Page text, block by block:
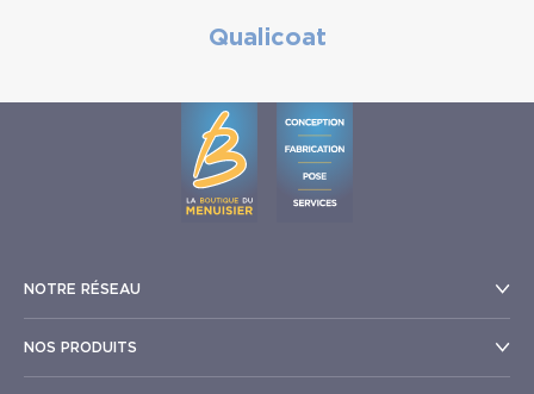
Qualicoat
NOTRE RÉSEAU
NOS PRODUITS